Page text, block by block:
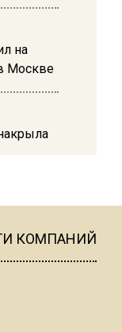
на
Москве
на
КОМПАНИЙ